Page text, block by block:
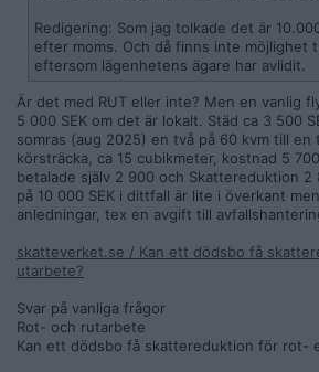
Redigering: Som jag tolkade det är
efter moms. Och då finns inte möjlighet
eftersom lägenhetens ägare har avlidit.
Är det med RUT eller inte? Men en vanlig
5 000 SEK om det är lokalt. Städ ca 3 500
somras (aug 2025) en två på 60 kvm till en
körsträcka, ca 15 cubikmeter, kostnad 5
betalade själv 2 900 och Skattereduktion 2
på 10 000 SEK i dittfall är lite i överkant
anledningar, tex en avgift till
skatteverket.se / Kan ett dödsbo få
utarbete?
Svar på vanliga frågor
Rot- och rutarbete
Kan ett dödsbo få skattereduktion för rot-